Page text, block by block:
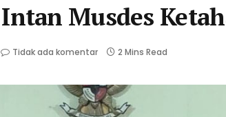
Musdes
Tidak ada komentar 2 Mins Read